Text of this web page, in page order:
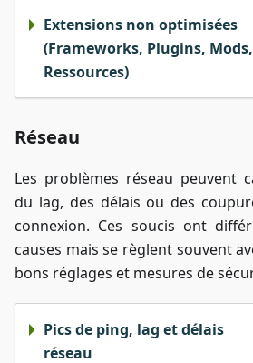
Extensions non optimisées
(Frameworks, Plugins, Mods,
Ressources)
Réseau
Les problèmes réseau peuvent
du lag, des délais ou des
connexion. Ces soucis ont
causes mais se règlent souvent
bons réglages et mesures de
Pics de ping, lag et délais
réseau